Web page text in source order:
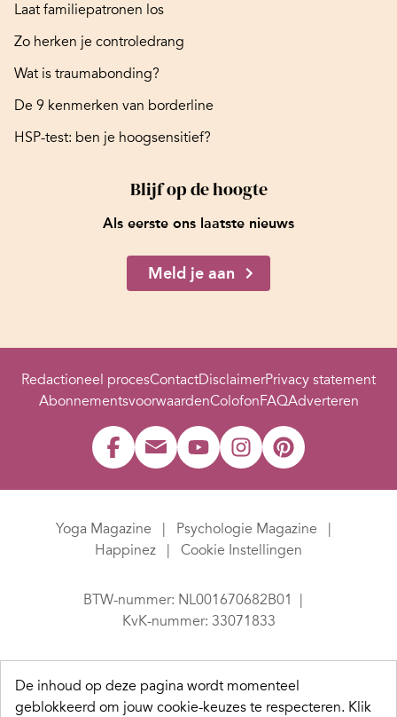
Laat familiepatronen los
Zo herken je controledrang
Wat is traumabonding?
De 9 kenmerken van borderline
HSP-test: ben je hoogsensitief?
Blijf op de hoogte
Als eerste ons laatste nieuws
Meld je aan
Redactioneel procesContactDisclaimerPrivacy statement
AbonnementsvoorwaardenColofonFAQAdverteren
Yoga Magazine
Psychologie Magazine
Happinez
Cookie Instellingen
BTW-nummer: NL001670682B01
KvK-nummer: 33071833
De inhoud op deze pagina wordt momenteel
geblokkeerd om jouw cookie-keuzes te respecteren. Klik